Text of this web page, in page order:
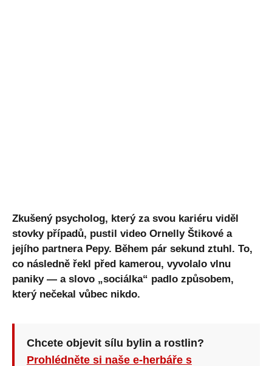
Zkušený psycholog, který za svou kariéru viděl
stovky případů, pustil video Ornelly Štikové a
jejího partnera Pepy. Během pár sekund ztuhl. To,
co následně řekl před kamerou, vyvolalo vlnu
paniky — a slovo „sociálka“ padlo způsobem,
který nečekal vůbec nikdo.
Chcete objevit sílu bylin a rostlin?
Prohlédněte si naše e-herbáře s